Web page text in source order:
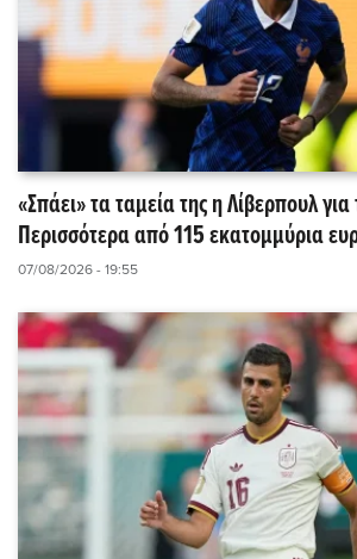
«Σπάει» τα ταμεία της η Λίβερπουλ
Περισσότερα από 115 εκατομμύρια
07/08/2026 - 19:55